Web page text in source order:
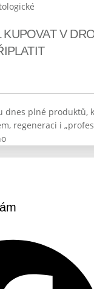
V
dnes plné produktů,
regeneraci i